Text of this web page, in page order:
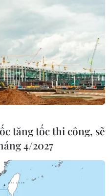
tăng tốc thi công, sẽ
4/2027